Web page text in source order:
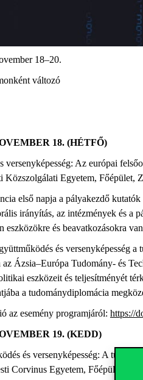
18–20.
változó
18. (HÉTFŐ)
versenyképesség: Az európai
Közszolgálati Egyetem, Főépület,
első napja a pályakezdő
irányítás, az intézmények és a
eszközökre és beavatkozásokra
és versenyképesség
az Ázsia–Európa Tudomány- és
eszközeit és teljesítményét
a tudománydiplomácia
az esemény programjáról: https://
19. (KEDD)
és versenyképesség: A
Corvinus Egyetem, Főépület,